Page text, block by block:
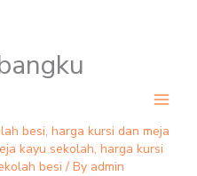
besi, harga kursi dan meja
kayu sekolah, harga kursi
besi / By admin